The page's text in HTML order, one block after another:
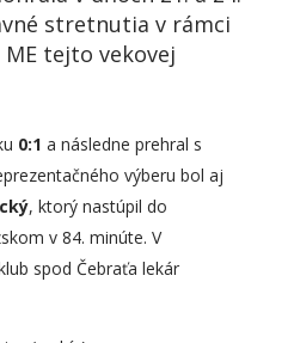
stretnutia v rámci
tejto vekovej
0:1 a následne prehral s
výberu bol aj
, ktorý nastúpil do
v 84. minúte. V
spod Čebraťa lekár